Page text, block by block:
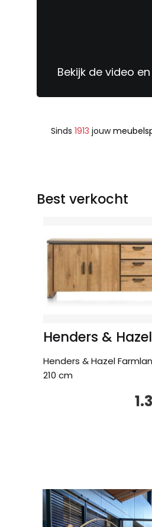
Bekijk de video
Sinds 1913 jouw
Best verkocht
Henders & Hazel
Henders & Hazel
210 cm